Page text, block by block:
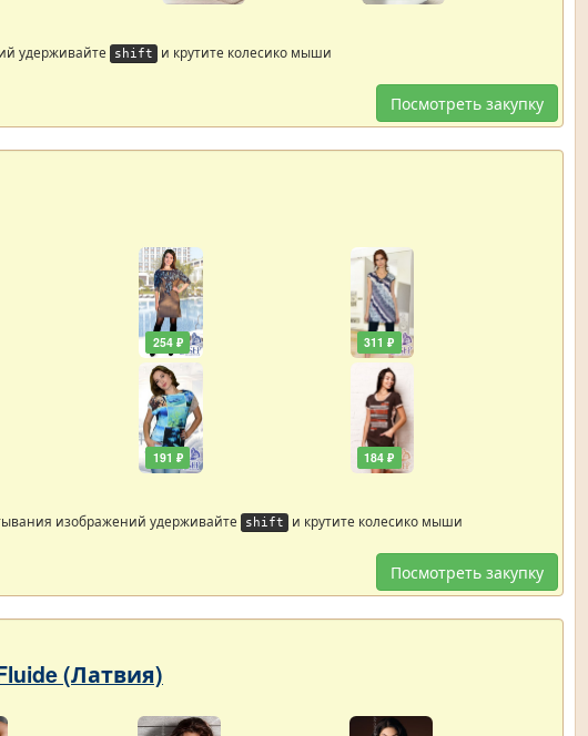
удерживайте shift и крутите колесико мыши
Посмотреть закупку
254 ₽
191 ₽
311 ₽
184 ₽
изображений удерживайте shift и крутите колесико мыши
Посмотреть закупку
(Латвия)